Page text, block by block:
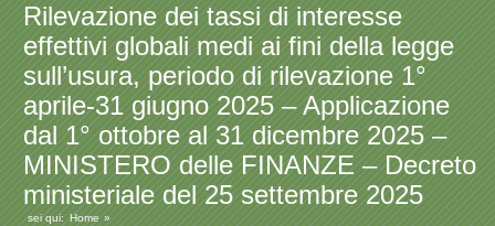
Rilevazione dei tassi di interesse
effettivi globali medi ai fini della legge
sull’usura, periodo di rilevazione 1°
aprile-31 giugno 2025 – Applicazione
dal 1° ottobre al 31 dicembre 2025 –
MINISTERO delle FINANZE – Decreto
ministeriale del 25 settembre 2025
sei qui: Home